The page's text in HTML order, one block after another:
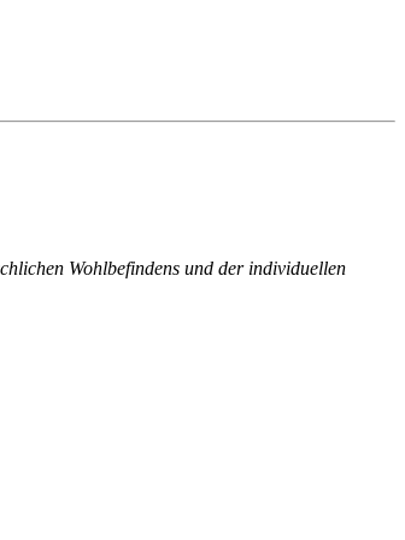
Wohlbefindens und der individuellen